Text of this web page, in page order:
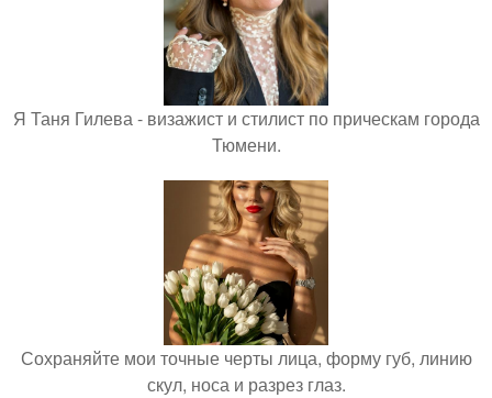
Я Таня Гилева - визажист и стилист по прическам города
Тюмени.
Сохраняйте мои точные черты лица, форму губ, линию
скул, носа и разрез глаз.